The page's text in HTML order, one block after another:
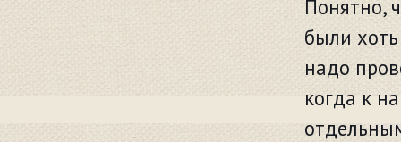
Понятно,
были
надо
когда к